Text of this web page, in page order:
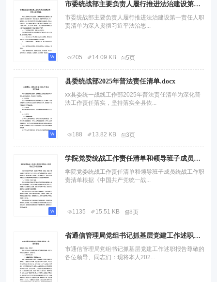
市委统战部主要负责人履行推进法治建设第一责任人职责清单.docx
市委统战部主要负责人履行推进法治建设第一责任人职
责清单为深入贯彻习近平法治思...
205 14.09 KB 5页
县委统战部2025年普法责任清单.docx
xx县委统一战线工作部2025年普法责任清单为深化普
法工作责任落实，坚持落实全县依...
188 13.82 KB 3页
学院党委统战工作责任清单和领导班子成员统战工作职责清单.docx
学院党委统战工作责任清单和领导班子成员统战工作职
责清单根据《中国共产党统一战...
1135 15.51 KB 8页
省通信管理局党组书记抓基层党建工作述职报告.docx
市通信管理局党组书记抓基层党建工作述职报告尊敬的
各位领导、同志们：现将本人202...